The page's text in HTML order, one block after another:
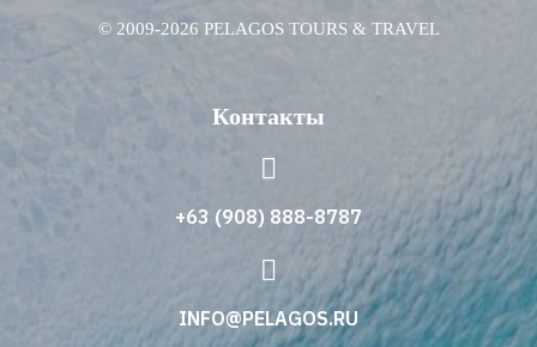
© 2009-2026 PELAGOS TOURS & TRAVEL
Контакты
+63 (908) 888-8787
INFO@PELAGOS.RU